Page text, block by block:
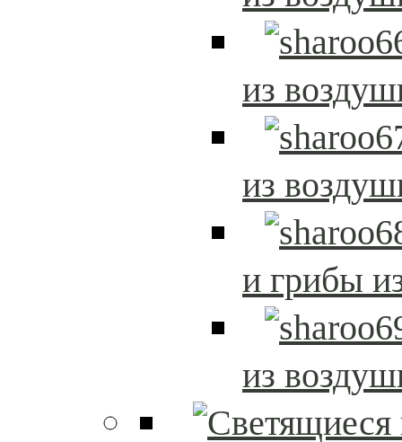
из
из
и грибы
из